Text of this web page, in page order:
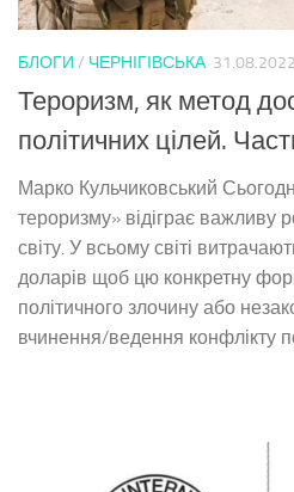
БЛОГИ / ЧЕРНІГІВСЬКА 31.08.2022
Тероризм, як метод
політичних цілей.
Марко Кульчиковський
тероризму» відіграє важливу
світу. У всьому світі
доларів щоб цю конкретну
політичного злочину або
вчинення/ведення конфлікту